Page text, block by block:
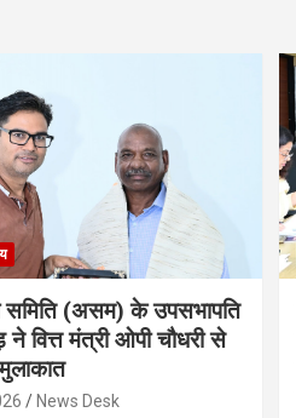
समिति (असम) के उपसभापति
ने वित्त मंत्री ओपी चौधरी से
News Desk